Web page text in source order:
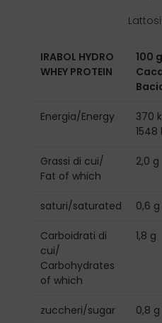
IRABOL HYDRO
WHEY PROTEIN
100 g
Energia/Energy
370
1548
Grassi di cui/
Fat of which
2,0 g
saturi/saturated 0,6 g
Carboidrati di
cui/
Carbohydrates
of which
1,8 g
zuccheri/sugar 0,8 g